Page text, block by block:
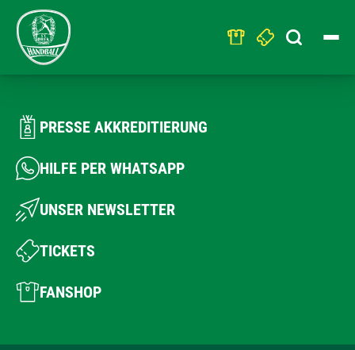
Search
for:
PRESSE AKKREDITIERUNG
HILFE PER WHATSAPP
UNSER NEWSLETTER
TICKETS
FANSHOP